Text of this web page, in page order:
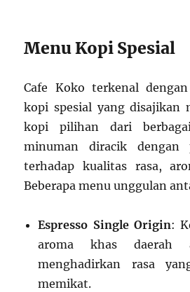
Menu Kopi Spesial
Cafe Koko terkenal
kopi spesial yang disajikan
kopi pilihan dari
minuman diracik dengan
terhadap kualitas rasa,
Beberapa menu unggulan
Espresso Single Origin:
aroma khas
menghadirkan rasa
memikat.